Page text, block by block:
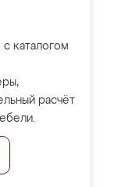
каталогом
расчёт